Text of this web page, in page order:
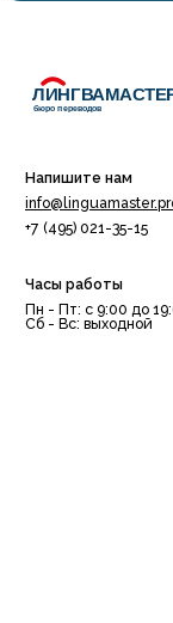
Напишите нам
+7 (495) 021-35-15
Часы работы
Пн - Пт: с 9:00 до
Сб - Вс: выходной